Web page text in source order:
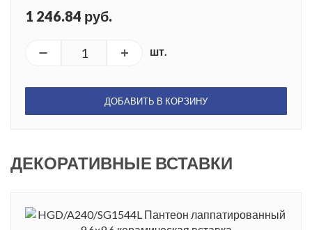
1 246.84 руб.
шт.
ДОБАВИТЬ В КОРЗИНУ
ДЕКОРАТИВНЫЕ ВСТАВКИ